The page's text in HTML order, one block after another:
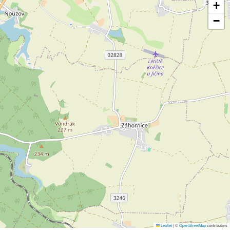
+
−
Leaflet|©OpenStreetMapcontributors